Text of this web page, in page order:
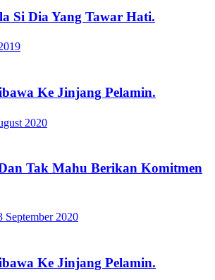
Si Dia Yang Tawar Hati.
Ke Jinjang Pelamin.
2020
Tak Mahu Berikan Komitmen
September 2020
Ke Jinjang Pelamin.